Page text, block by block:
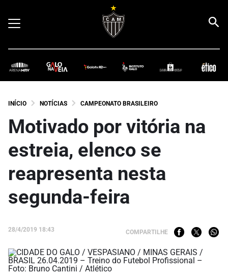
INÍCIO NOTÍCIAS CAMPEONATO BRASILEIRO
Motivado por vitória na
estreia, elenco se
reapresenta nesta
segunda-feira
28/4/2019 18:43 COMPARTILHE